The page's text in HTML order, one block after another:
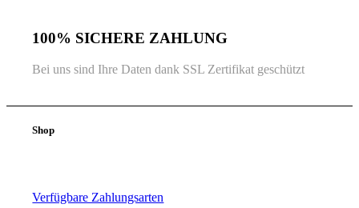
100% SICHERE ZAHLUNG
Bei uns sind Ihre Daten dank SSL Zertifikat geschützt
Shop
Verfügbare Zahlungsarten